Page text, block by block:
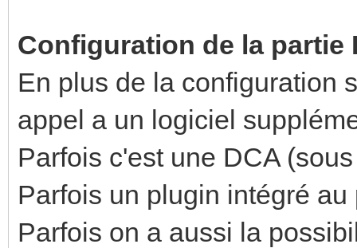
Configuration de la partie
En plus de la configuration
appel a un logiciel
Parfois c'est une DCA
Parfois un plugin intégré au
Parfois on a aussi la